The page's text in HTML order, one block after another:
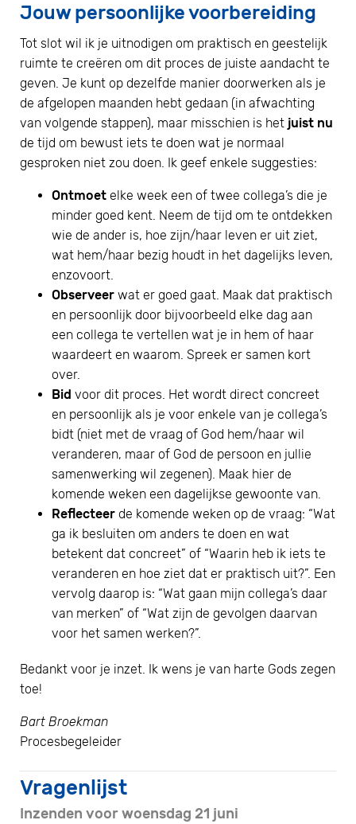
Jouw persoonlijke voorbereiding
Tot slot wil ik je uitnodigen om praktisch en geestelijk
ruimte te creëren om dit proces de juiste aandacht te
geven. Je kunt op dezelfde manier doorwerken als je
de afgelopen maanden hebt gedaan (in afwachting
van volgende stappen), maar misschien is het juist nu
de tijd om bewust iets te doen wat je normaal
gesproken niet zou doen. Ik geef enkele suggesties:
Ontmoet elke week een of twee collega’s die je
minder goed kent. Neem de tijd om te ontdekken
wie de ander is, hoe zijn/haar leven er uit ziet,
wat hem/haar bezig houdt in het dagelijks leven,
enzovoort.
Observeer wat er goed gaat. Maak dat praktisch
en persoonlijk door bijvoorbeeld elke dag aan
een collega te vertellen wat je in hem of haar
waardeert en waarom. Spreek er samen kort
over.
Bid voor dit proces. Het wordt direct concreet
en persoonlijk als je voor enkele van je collega’s
bidt (niet met de vraag of God hem/haar wil
veranderen, maar of God de persoon en jullie
samenwerking wil zegenen). Maak hier de
komende weken een dagelijkse gewoonte van.
Reflecteer de komende weken op de vraag: “Wat
ga ik besluiten om anders te doen en wat
betekent dat concreet” of “Waarin heb ik iets te
veranderen en hoe ziet dat er praktisch uit?”. Een
vervolg daarop is: “Wat gaan mijn collega’s daar
van merken” of “Wat zijn de gevolgen daarvan
voor het samen werken?”.
Bedankt voor je inzet. Ik wens je van harte Gods zegen
toe!
Bart Broekman
Procesbegeleider
Vragenlijst
Inzenden voor woensdag 21 juni